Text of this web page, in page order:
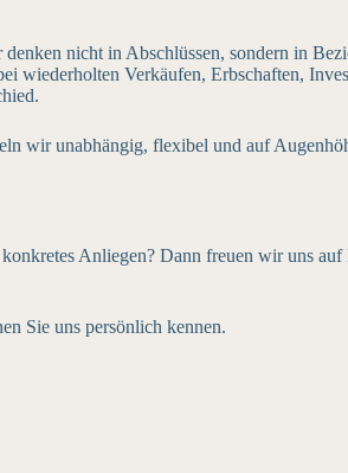
nicht in Abschlüssen, sondern in
wiederholten Verkäufen, Erbschaften,
wir unabhängig, flexibel und auf
Anliegen? Dann freuen wir uns
Sie uns persönlich kennen.